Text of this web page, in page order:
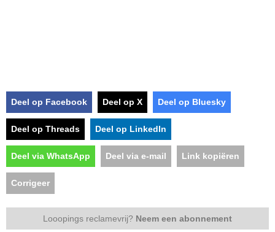
Deel op Facebook Deel op X Deel op Bluesky
Deel op Threads Deel op LinkedIn
Deel via WhatsApp Deel via e-mail Link kopiëren
Corrigeer
Looopings reclamevrij? Neem een abonnement